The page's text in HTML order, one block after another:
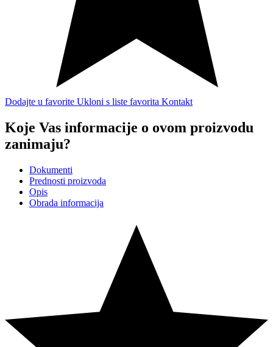
Dodajte u favorite Ukloni s liste favorita Kontakt
Koje Vas informacije o ovom proizvodu
zanimaju?
Dokumenti
Prednosti proizvoda
Opis
Obrada informacija